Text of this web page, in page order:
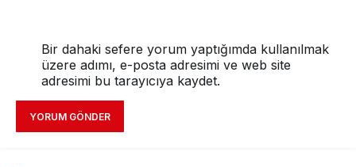
Bir dahaki sefere yorum yaptığımda kullanılmak
üzere adımı, e-posta adresimi ve web site
adresimi bu tarayıcıya kaydet.
YORUM GÖNDER